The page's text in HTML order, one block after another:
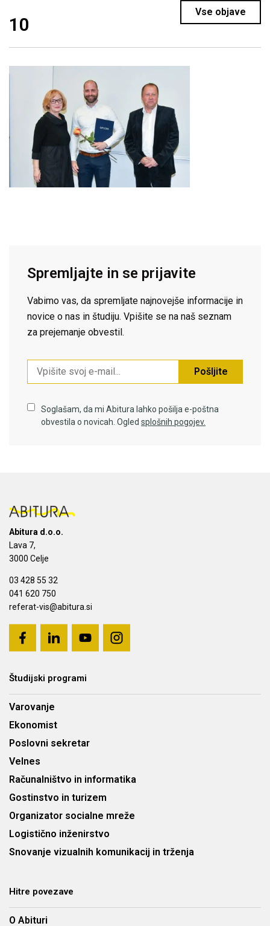
Vse objave
10
Spremljajte in se prijavite
Vabimo vas, da spremljate najnovejše informacije in
novice o nas in študiju. Vpišite se na naš seznam
za prejemanje obvestil.
Pošljite
Soglašam, da mi Abitura lahko pošilja e-poštna
obvestila o novicah. Ogled splošnih pogojev.
Abitura d.o.o.
Lava 7,
3000 Celje
03 428 55 32
041 620 750
referat-vis@abitura.si
Študijski programi
Varovanje
Ekonomist
Poslovni sekretar
Velnes
Računalništvo in informatika
Gostinstvo in turizem
Organizator socialne mreže
Logistično inženirstvo
Snovanje vizualnih komunikacij in trženja
Hitre povezave
O Abituri